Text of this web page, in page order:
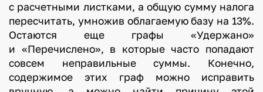
с расчетными листками, а общую сумму налога
пересчитать, умножив облагаемую базу на 13%.
Остаются еще графы «Удержано»
и «Перечислено», в которые часто попадают
совсем неправильные суммы. Конечно,
содержимое этих граф можно исправить